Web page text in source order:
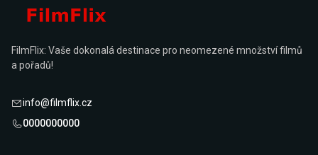
FilmFlix: Vaše dokonalá destinace pro neomezené množství filmů
a pořadů!
info@filmflix.cz
0000000000